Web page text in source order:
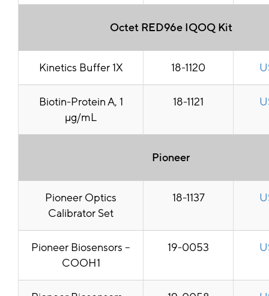
Octet RED96e IQOQ Kit
Kinetics Buffer 1X 18-1120
Biotin-Protein A, 1
μg/mL
18-1121
Pioneer
Pioneer Optics
Calibrator Set
18-1137
Pioneer Biosensors –
COOH1
19-0053